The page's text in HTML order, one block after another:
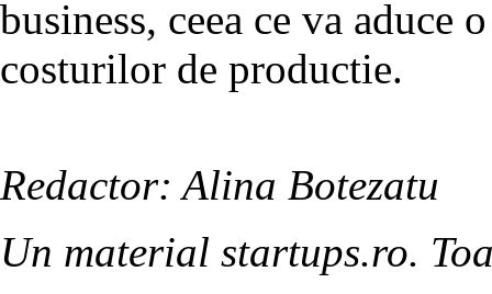
business, ceea ce va aduce
costurilor de productie.
Redactor: Alina Botezatu
Un material startups.ro.